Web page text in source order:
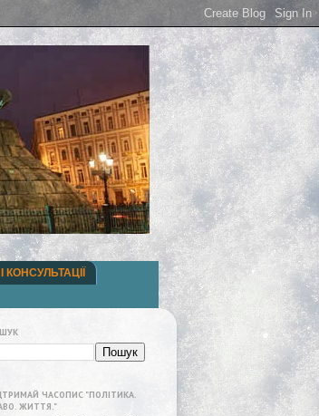
ЧАСОПИС "ПОЛІТИКА.
ЖИТТЯ."